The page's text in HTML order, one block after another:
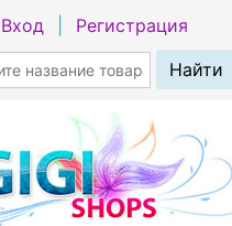
Вход Регистрация